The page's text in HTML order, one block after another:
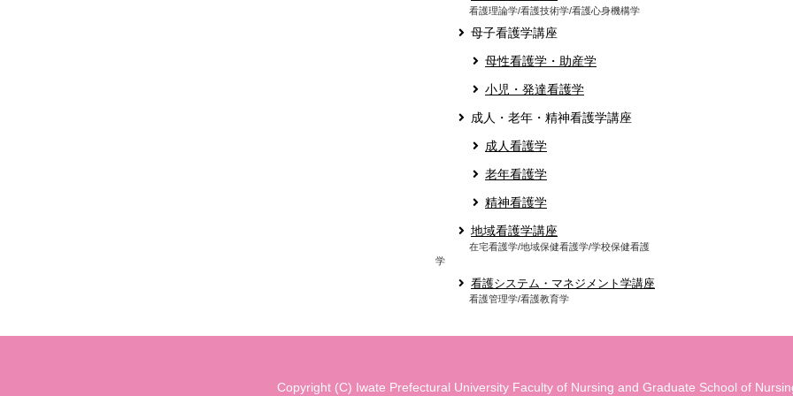
看護理論学/看護技術学/看護心身機構学
母子看護学講座
母性看護学・助産学
小児・発達看護学
成人・老年・精神看護学講座
成人看護学
老年看護学
精神看護学
地域看護学講座
在宅看護学/地域保健看護学/学校保健看護
学
看護システム・マネジメント学講座
看護管理学/看護教育学
Copyright (C) Iwate Prefectural University Faculty of Nursing and Graduate School of